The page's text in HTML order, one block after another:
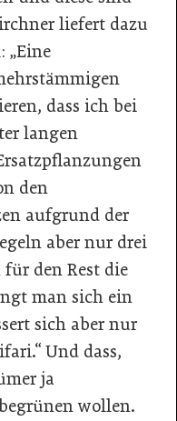
liefert dazu
„Eine
dass ich bei
langen
den
aufgrund der
aber nur drei
den Rest die
man sich ein
sich aber nur
Und dass,
ja
wollen.